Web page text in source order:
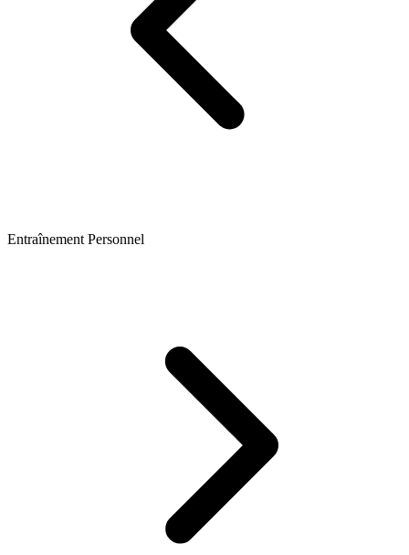
Entraînement Personnel